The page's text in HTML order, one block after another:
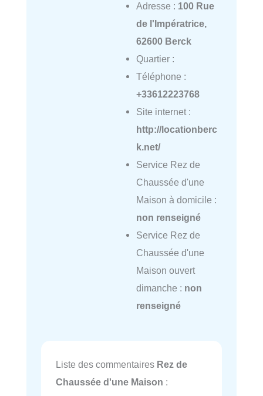
Adresse : 100 Rue
de l'Impératrice,
62600 Berck
Quartier :
Téléphone :
+33612223768
Site internet :
http://locationberc
k.net/
Service Rez de
Chaussée d'une
Maison à domicile :
non renseigné
Service Rez de
Chaussée d'une
Maison ouvert
dimanche : non
renseigné
Liste des commentaires Rez de
Chaussée d'une Maison :